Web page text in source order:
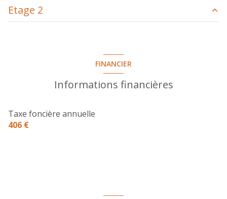
Cave
6.5 m²
Dégagement
Etage 2
FINANCIER
Informations financières
Taxe foncière annuelle
406 €